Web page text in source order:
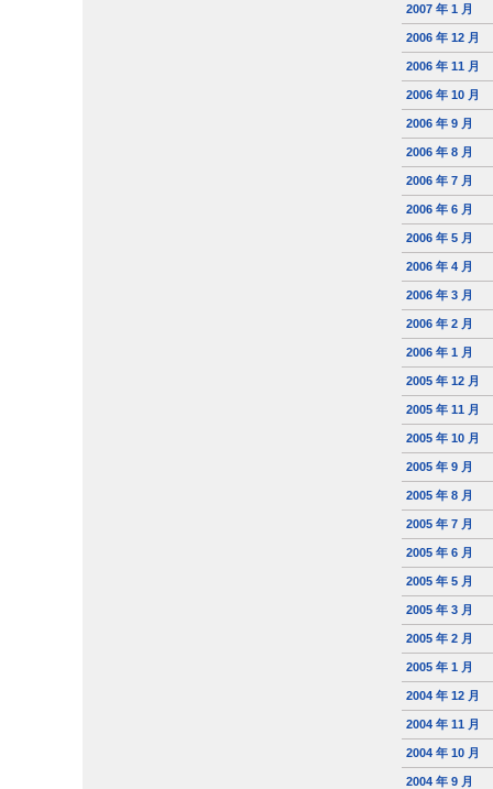
2007 年 1 月
2006 年 12 月
2006 年 11 月
2006 年 10 月
2006 年 9 月
2006 年 8 月
2006 年 7 月
2006 年 6 月
2006 年 5 月
2006 年 4 月
2006 年 3 月
2006 年 2 月
2006 年 1 月
2005 年 12 月
2005 年 11 月
2005 年 10 月
2005 年 9 月
2005 年 8 月
2005 年 7 月
2005 年 6 月
2005 年 5 月
2005 年 3 月
2005 年 2 月
2005 年 1 月
2004 年 12 月
2004 年 11 月
2004 年 10 月
2004 年 9 月